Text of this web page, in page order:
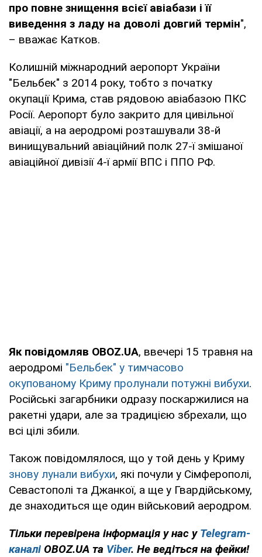
про повне знищення всієї авіабази і її
виведення з ладу на доволі довгий термін",
– вважає Катков.
Колишній міжнародний аеропорт України
"Бельбек" з 2014 року, тобто з початку
окупації Крима, став рядовою авіабазою ПКС
Росії. Аеропорт було закрито для цивільної
авіації, а на аеродромі розташували 38-й
винищувальний авіаційний полк 27-ї змішаної
авіаційної дивізії 4-ї армії ВПС і ППО РФ.
Як повідомляв OBOZ.UA, ввечері 15 травня на
аеродромі "Бельбек" у тимчасово
окупованому Криму пролунали потужні вибухи.
Російські загарбники одразу поскаржилися на
ракетні удари, але за традицією збрехали, що
всі цілі збили.
Також повідомлялося, що у той день у Криму
знову лунали вибухи, які почули у Сімферополі,
Севастополі та Джанкої, а ще у Гвардійському,
де знаходиться ще один військовий аеродром.
Тільки перевірена інформація у нас у Telegram-
каналі OBOZ.UA та Viber. Не ведіться на фейки!